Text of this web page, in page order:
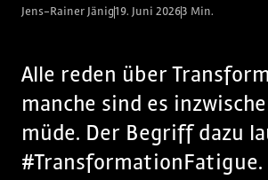
Jens-Rainer Jänig19. Juni 20263 Min.
Alle reden über
manche sind es
müde. Der Begriff dazu
#TransformationFatigue.